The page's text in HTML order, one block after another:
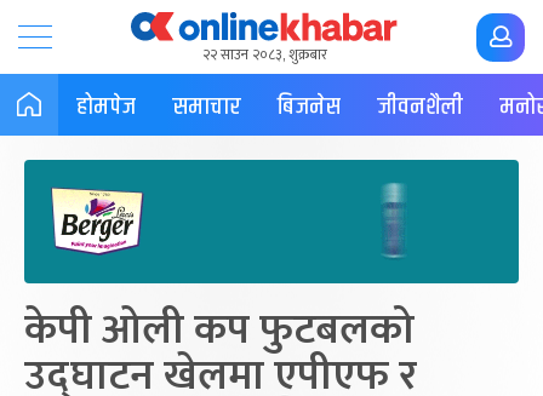
२२ साउन २०८३, शुक्रबार
होमपेज समाचार बिजनेस जीवनशैली
केपी ओली कप फुटबलको
उद्घाटन खेलमा एपीएफ र